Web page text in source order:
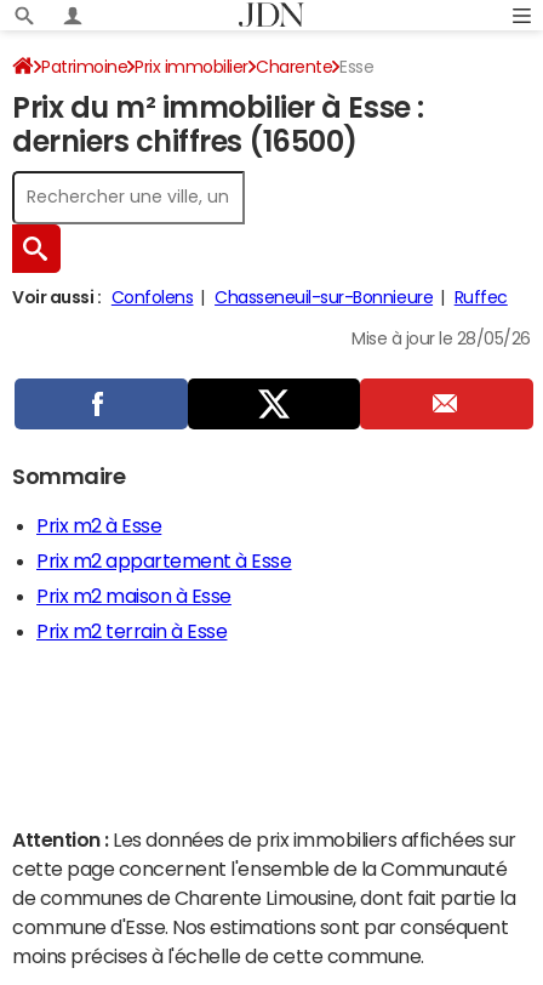
Patrimoine Prix immobilier Charente Esse
Prix du m² immobilier à Esse :
derniers chiffres (16500)
Voir aussi : Confolens Chasseneuil-sur-Bonnieure Ruffec
Mise à jour le 28/05/26
Sommaire
Prix m2 à Esse
Prix m2 appartement à Esse
Prix m2 maison à Esse
Prix m2 terrain à Esse
Attention : Les données de prix immobiliers affichées sur
cette page concernent l'ensemble de la Communauté
de communes de Charente Limousine, dont fait partie la
commune d'Esse. Nos estimations sont par conséquent
moins précises à l'échelle de cette commune.